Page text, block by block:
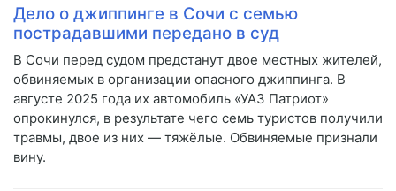
Дело о джиппинге в Сочи с семью
пострадавшими передано в суд
В Сочи перед судом предстанут двое местных жителей,
обвиняемых в организации опасного джиппинга. В
августе 2025 года их автомобиль «УАЗ Патриот»
опрокинулся, в результате чего семь туристов получили
травмы, двое из них — тяжёлые. Обвиняемые признали
вину.